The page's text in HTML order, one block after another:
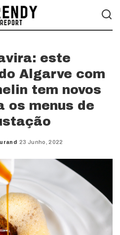
este
Algarve com
tem novos
os menus de
23 Junho, 2022